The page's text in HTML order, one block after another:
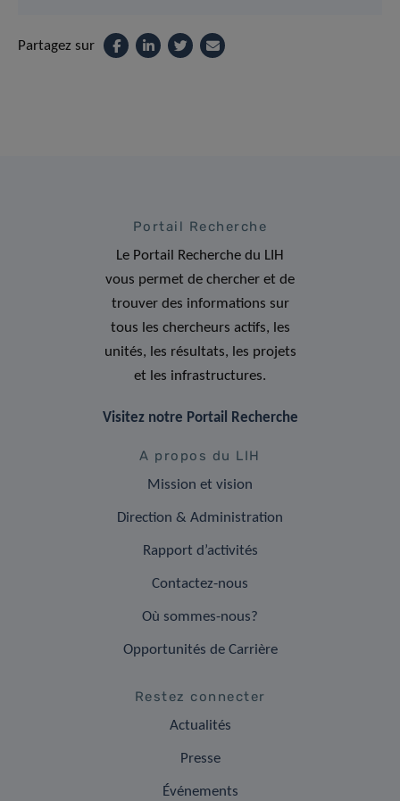
Partagez sur
Portail Recherche
Le Portail Recherche du LIH
vous permet de chercher et de
trouver des informations sur
tous les chercheurs actifs, les
unités, les résultats, les projets
et les infrastructures.
Visitez notre Portail Recherche
A propos du LIH
Mission et vision
Direction & Administration
Rapport d’activités
Contactez-nous
Où sommes-nous?
Opportunités de Carrière
Restez connecter
Actualités
Presse
Événements